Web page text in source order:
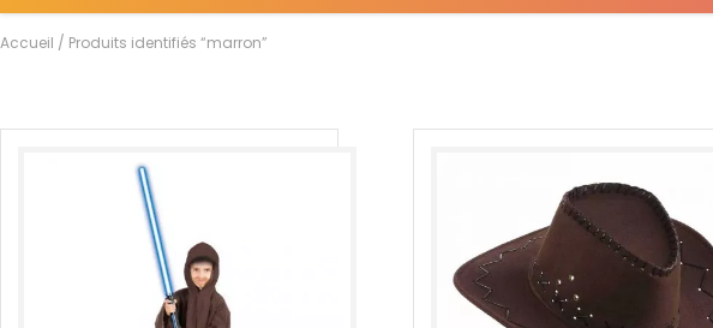
Accueil / Produits identifiés “marron”